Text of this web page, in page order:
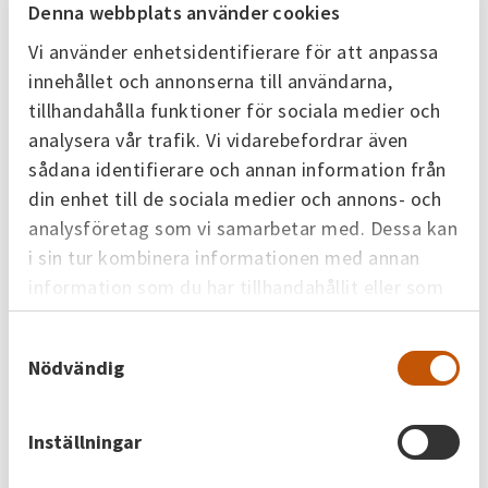
Denna webbplats använder cookies
Vi använder enhetsidentifierare för att anpassa
innehållet och annonserna till användarna,
tillhandahålla funktioner för sociala medier och
analysera vår trafik. Vi vidarebefordrar även
sådana identifierare och annan information från
din enhet till de sociala medier och annons- och
analysföretag som vi samarbetar med. Dessa kan
i sin tur kombinera informationen med annan
information som du har tillhandahållit eller som
de har samlat in när du har använt deras tjänster.
Nödvändig
Inställningar
Avstängning, avbrott och begränsningar av
leverans
Prisändringar
Förhandling och medling enligt fjärrvärmelagen
Våra avtalsvillkor
Allmänna avtalsvillkor fjärrvärme för
näringsidkare
Allmänna avtalsvillkor fjärrvärme för
näringsidkare (engelsk version)
konsument
konsument (engelsk version)